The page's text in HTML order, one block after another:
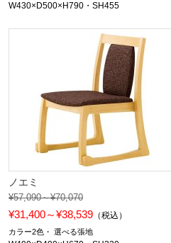
W430×D500×H790・SH455
ノエミ
¥57,090～¥70,070
¥31,400～¥38,539 （税込）
カラー2色 選べる張地